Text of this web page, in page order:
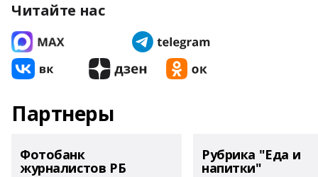
Читайте нас
Партнеры
Фотобанк
журналистов РБ
Рубрика "Еда и
напитки"